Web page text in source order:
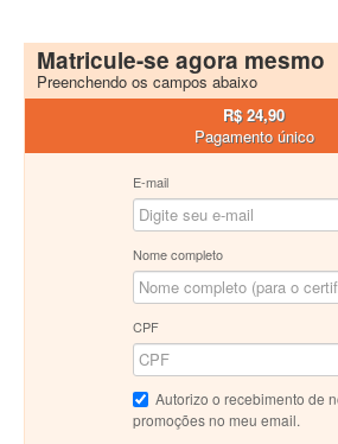
Matricule-se agora mesmo
Preenchendo os campos abaixo
R$ 24,90
Pagamento único
E-mail
Nome completo
CPF
Autorizo o recebimento de
promoções no meu email.